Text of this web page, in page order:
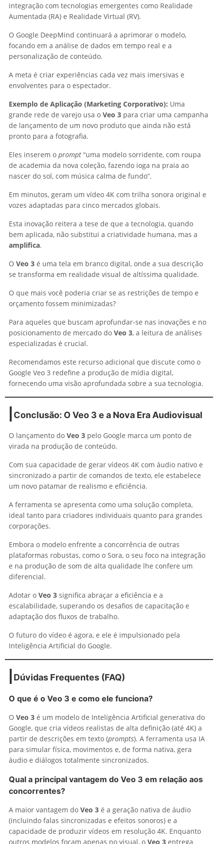
integração com tecnologias emergentes como Realidade
Aumentada (RA) e Realidade Virtual (RV).
O Google DeepMind continuará a aprimorar o modelo,
focando em a análise de dados em tempo real e a
personalização de conteúdo.
A meta é criar experiências cada vez mais imersivas e
envolventes para o espectador.
Exemplo de Aplicação (Marketing Corporativo): Uma
grande rede de varejo usa o Veo 3 para criar uma campanha
de lançamento de um novo produto que ainda não está
pronto para a fotografia.
Eles inserem o prompt “uma modelo sorridente, com roupa
de academia da nova coleção, fazendo ioga na praia ao
nascer do sol, com música calma de fundo”.
Em minutos, geram um vídeo 4K com trilha sonora original e
vozes adaptadas para cinco mercados globais.
Esta inovação reitera a tese de que a tecnologia, quando
bem aplicada, não substitui a criatividade humana, mas a
amplifica.
O Veo 3 é uma tela em branco digital, onde a sua descrição
se transforma em realidade visual de altíssima qualidade.
O que mais você poderia criar se as restrições de tempo e
orçamento fossem minimizadas?
Para aqueles que buscam aprofundar-se nas inovações e no
posicionamento de mercado do Veo 3, a leitura de análises
especializadas é crucial.
Recomendamos este recurso adicional que discute como o
Google Veo 3 redefine a produção de mídia digital,
fornecendo uma visão aprofundada sobre a sua tecnologia.
Conclusão: O Veo 3 e a Nova Era Audiovisual
O lançamento do Veo 3 pelo Google marca um ponto de
virada na produção de conteúdo.
Com sua capacidade de gerar vídeos 4K com áudio nativo e
sincronizado a partir de comandos de texto, ele estabelece
um novo patamar de realismo e eficiência.
A ferramenta se apresenta como uma solução completa,
ideal tanto para criadores individuais quanto para grandes
corporações.
Embora o modelo enfrente a concorrência de outras
plataformas robustas, como o Sora, o seu foco na integração
e na produção de som de alta qualidade lhe confere um
diferencial.
Adotar o Veo 3 significa abraçar a eficiência e a
escalabilidade, superando os desafios de capacitação e
adaptação dos fluxos de trabalho.
O futuro do vídeo é agora, e ele é impulsionado pela
Inteligência Artificial do Google.
Dúvidas Frequentes (FAQ)
O que é o Veo 3 e como ele funciona?
O Veo 3 é um modelo de Inteligência Artificial generativa do
Google, que cria vídeos realistas de alta definição (até 4K) a
partir de descrições em texto (prompts). A ferramenta usa IA
para simular física, movimentos e, de forma nativa, gera
áudio e diálogos totalmente sincronizados.
Qual a principal vantagem do Veo 3 em relação aos
concorrentes?
A maior vantagem do Veo 3 é a geração nativa de áudio
(incluindo falas sincronizadas e efeitos sonoros) e a
capacidade de produzir vídeos em resolução 4K. Enquanto
outros modelos focam apenas no visual, o Veo 3 entrega